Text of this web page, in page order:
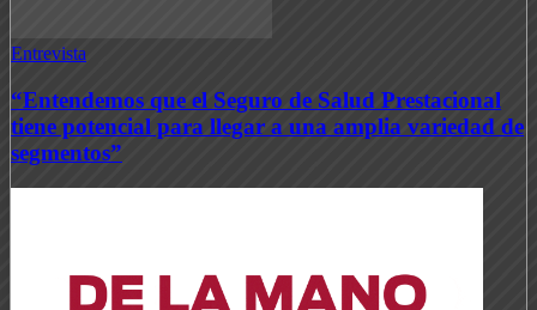
Entrevista
“Entendemos que el Seguro de Salud Prestacional
tiene potencial para llegar a una amplia variedad de
segmentos”